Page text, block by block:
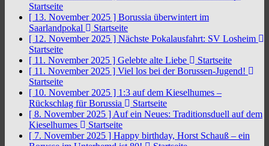
Startseite
[ 13. November 2025 ] Borussia überwintert im
Saarlandpokal
Startseite
[ 12. November 2025 ] Nächste Pokalausfahrt: SV Losheim
Startseite
[ 11. November 2025 ] Gelebte alte Liebe
Startseite
[ 11. November 2025 ] Viel los bei der Borussen-Jugend!
Startseite
[ 10. November 2025 ] 1:3 auf dem Kieselhumes –
Rückschlag für Borussia
Startseite
[ 8. November 2025 ] Auf ein Neues: Traditionsduell auf dem
Kieselhumes
Startseite
[ 7. November 2025 ] Happy birthday, Horst Schauß – ein